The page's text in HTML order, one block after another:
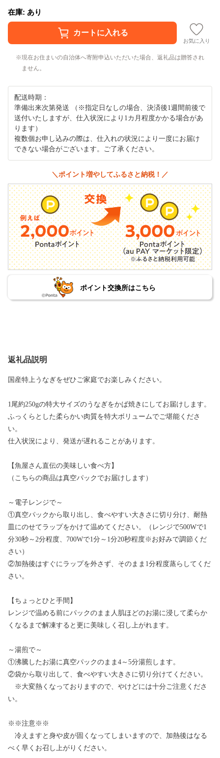
在庫: あり
お気に入り
現在お住まいの自治体へ寄附申込いただいた場合、返礼品は贈答され
ません。
配送時期：
準備出来次第発送 （※指定日なしの場合、決済後1週間前後で
送付いたしますが、仕入状況により1カ月程度かかる場合があ
ります）
複数個お申し込みの際は、仕入れの状況により一度にお届け
できない場合がございます。ご了承ください。
＼ポイント増やしてふるさと納税！／
ポイント交換所はこちら
返礼品説明
国産特上うなぎをぜひご家庭でお楽しみください。
1尾約250gの特大サイズのうなぎをかば焼きにしてお届けします。
ふっくらとした柔らかい肉質を特大ボリュームでご堪能くださ
い。
仕入状況により、発送が遅れることがあります。
【魚屋さん直伝の美味しい食べ方】
（こちらの商品は真空パックでお届けします）
～電子レンジで～
①真空パックから取り出し、食べやすい大きさに切り分け、耐熱
皿にのせてラップをかけて温めてください。（レンジで500Wで1
分30秒～2分程度、700Wで1分～1分20秒程度※お好みで調節くだ
さい）
②加熱後はすぐにラップを外さず、そのまま1分程度蒸らしてくだ
さい。
【ちょっとひと手間】
レンジで温める前にパックのまま人肌ほどのお湯に浸して柔らか
くなるまで解凍すると更に美味しく召し上がれます。
～湯煎で～
①沸騰したお湯に真空パックのまま4～5分湯煎します。
②袋から取り出して、食べやすい大きさに切り分けてください。
※大変熱くなっておりますので、やけどには十分ご注意くださ
い。
※※注意※※
冷えますと身や皮が固くなってしまいますので、加熱後はなる
べく早くお召し上がりください。